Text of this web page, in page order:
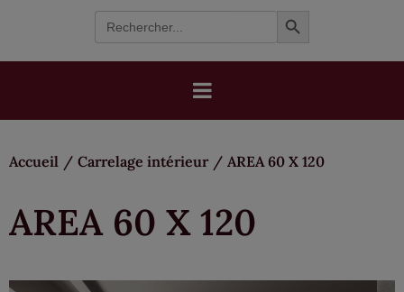
Search
for:
Search Button
Accueil / Carrelage intérieur / AREA 60 X 120
AREA 60 X 120